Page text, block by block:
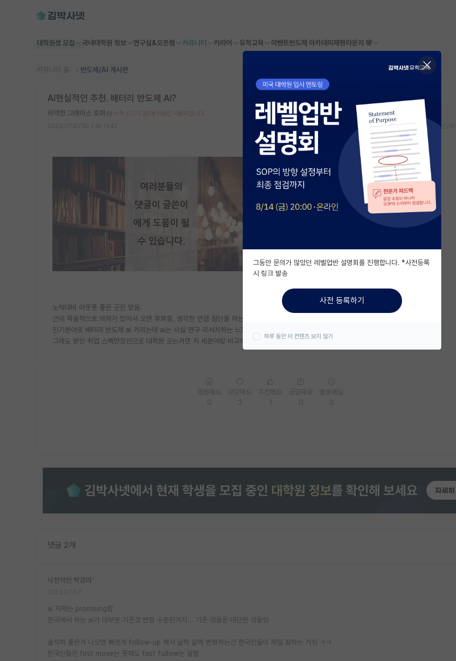
대학원생 모집 국내대학원 정보 연구실&오픈랩 커뮤니티 커리어 유학교육 이벤트반도체 아카데미 재팬라운지 🌸
커뮤니티 홈 반도체/AI 게시판
Ai현실적인 추천. 배터리 반도체 Ai?
쇠약한 그레이스 호퍼
누적 신고가 20개 이상인 사용자입니다.
스크랩 신고
노력대비 아웃풋 좋은 곳은 맞음.
근데 학술적으로 의의가 있어서 오면 후회함. 생각한 만큼 첨단을 하는게 아니고 대부분 응용도 아니고 약간 변형하는 정도임
인기분야로 배터리 반도체 ai 거리는데 ai는 사실 연구 리서치하는 느낌은 아님. 렙 와서도 그냥 일하는 느낌이고
그래도 본인 취업 스펙연장선으로 대학원 오는거면 저 세분야랑 비교해도 안밀리니깐 충분히 추천함
댓글 2개
낙천적인 박경리
ai 자체는 promising함
한국에서 하는 ai가 대부분 기존것 변형 수준인거지... 기존 것들은 대단한 것들임
솔직히 좋은거 나오면 빠르게 follow-up 해서 살짝 살짝 변형하는건 한국인들이 제일 잘하는 거임 ㅋㅋ
한국인들은 first move는 못해도 fast follow는 잘함
그동안 문의가 많았던 레벨업반 설명회를 진행합니다. *사전등록
시 링크 발송
사전 등록하기
하루 동안 이 컨텐츠 보지 않기